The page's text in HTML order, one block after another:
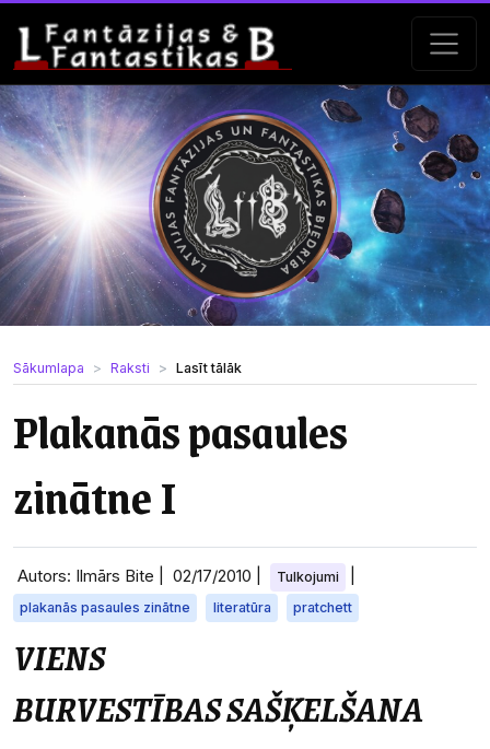
Sākumlapa Raksti Lasīt tālāk
Plakanās pasaules
zinātne I
Autors: Ilmārs Bite | 02/17/2010 Tulkojumi
plakanās pasaules zinātne literatūra pratchett
VIENS
BURVESTĪBAS SAŠĶELŠANA